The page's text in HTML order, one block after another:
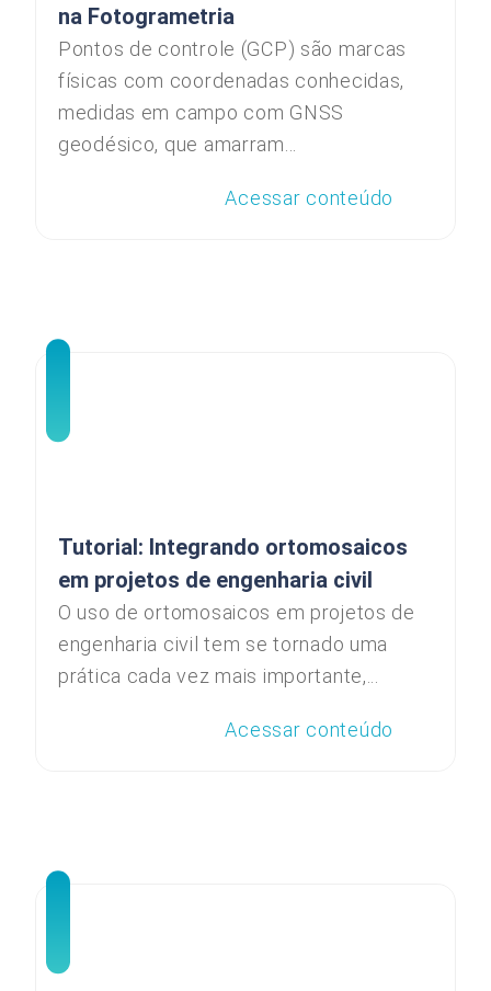
na Fotogrametria
Pontos de controle (GCP) são marcas
físicas com coordenadas conhecidas,
medidas em campo com GNSS
geodésico, que amarram...
Acessar conteúdo
Tutorial: Integrando ortomosaicos
em projetos de engenharia civil
O uso de ortomosaicos em projetos de
engenharia civil tem se tornado uma
prática cada vez mais importante,...
Acessar conteúdo